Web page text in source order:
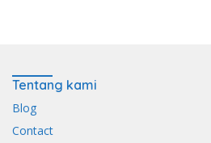
Tentang kami
Blog
Contact